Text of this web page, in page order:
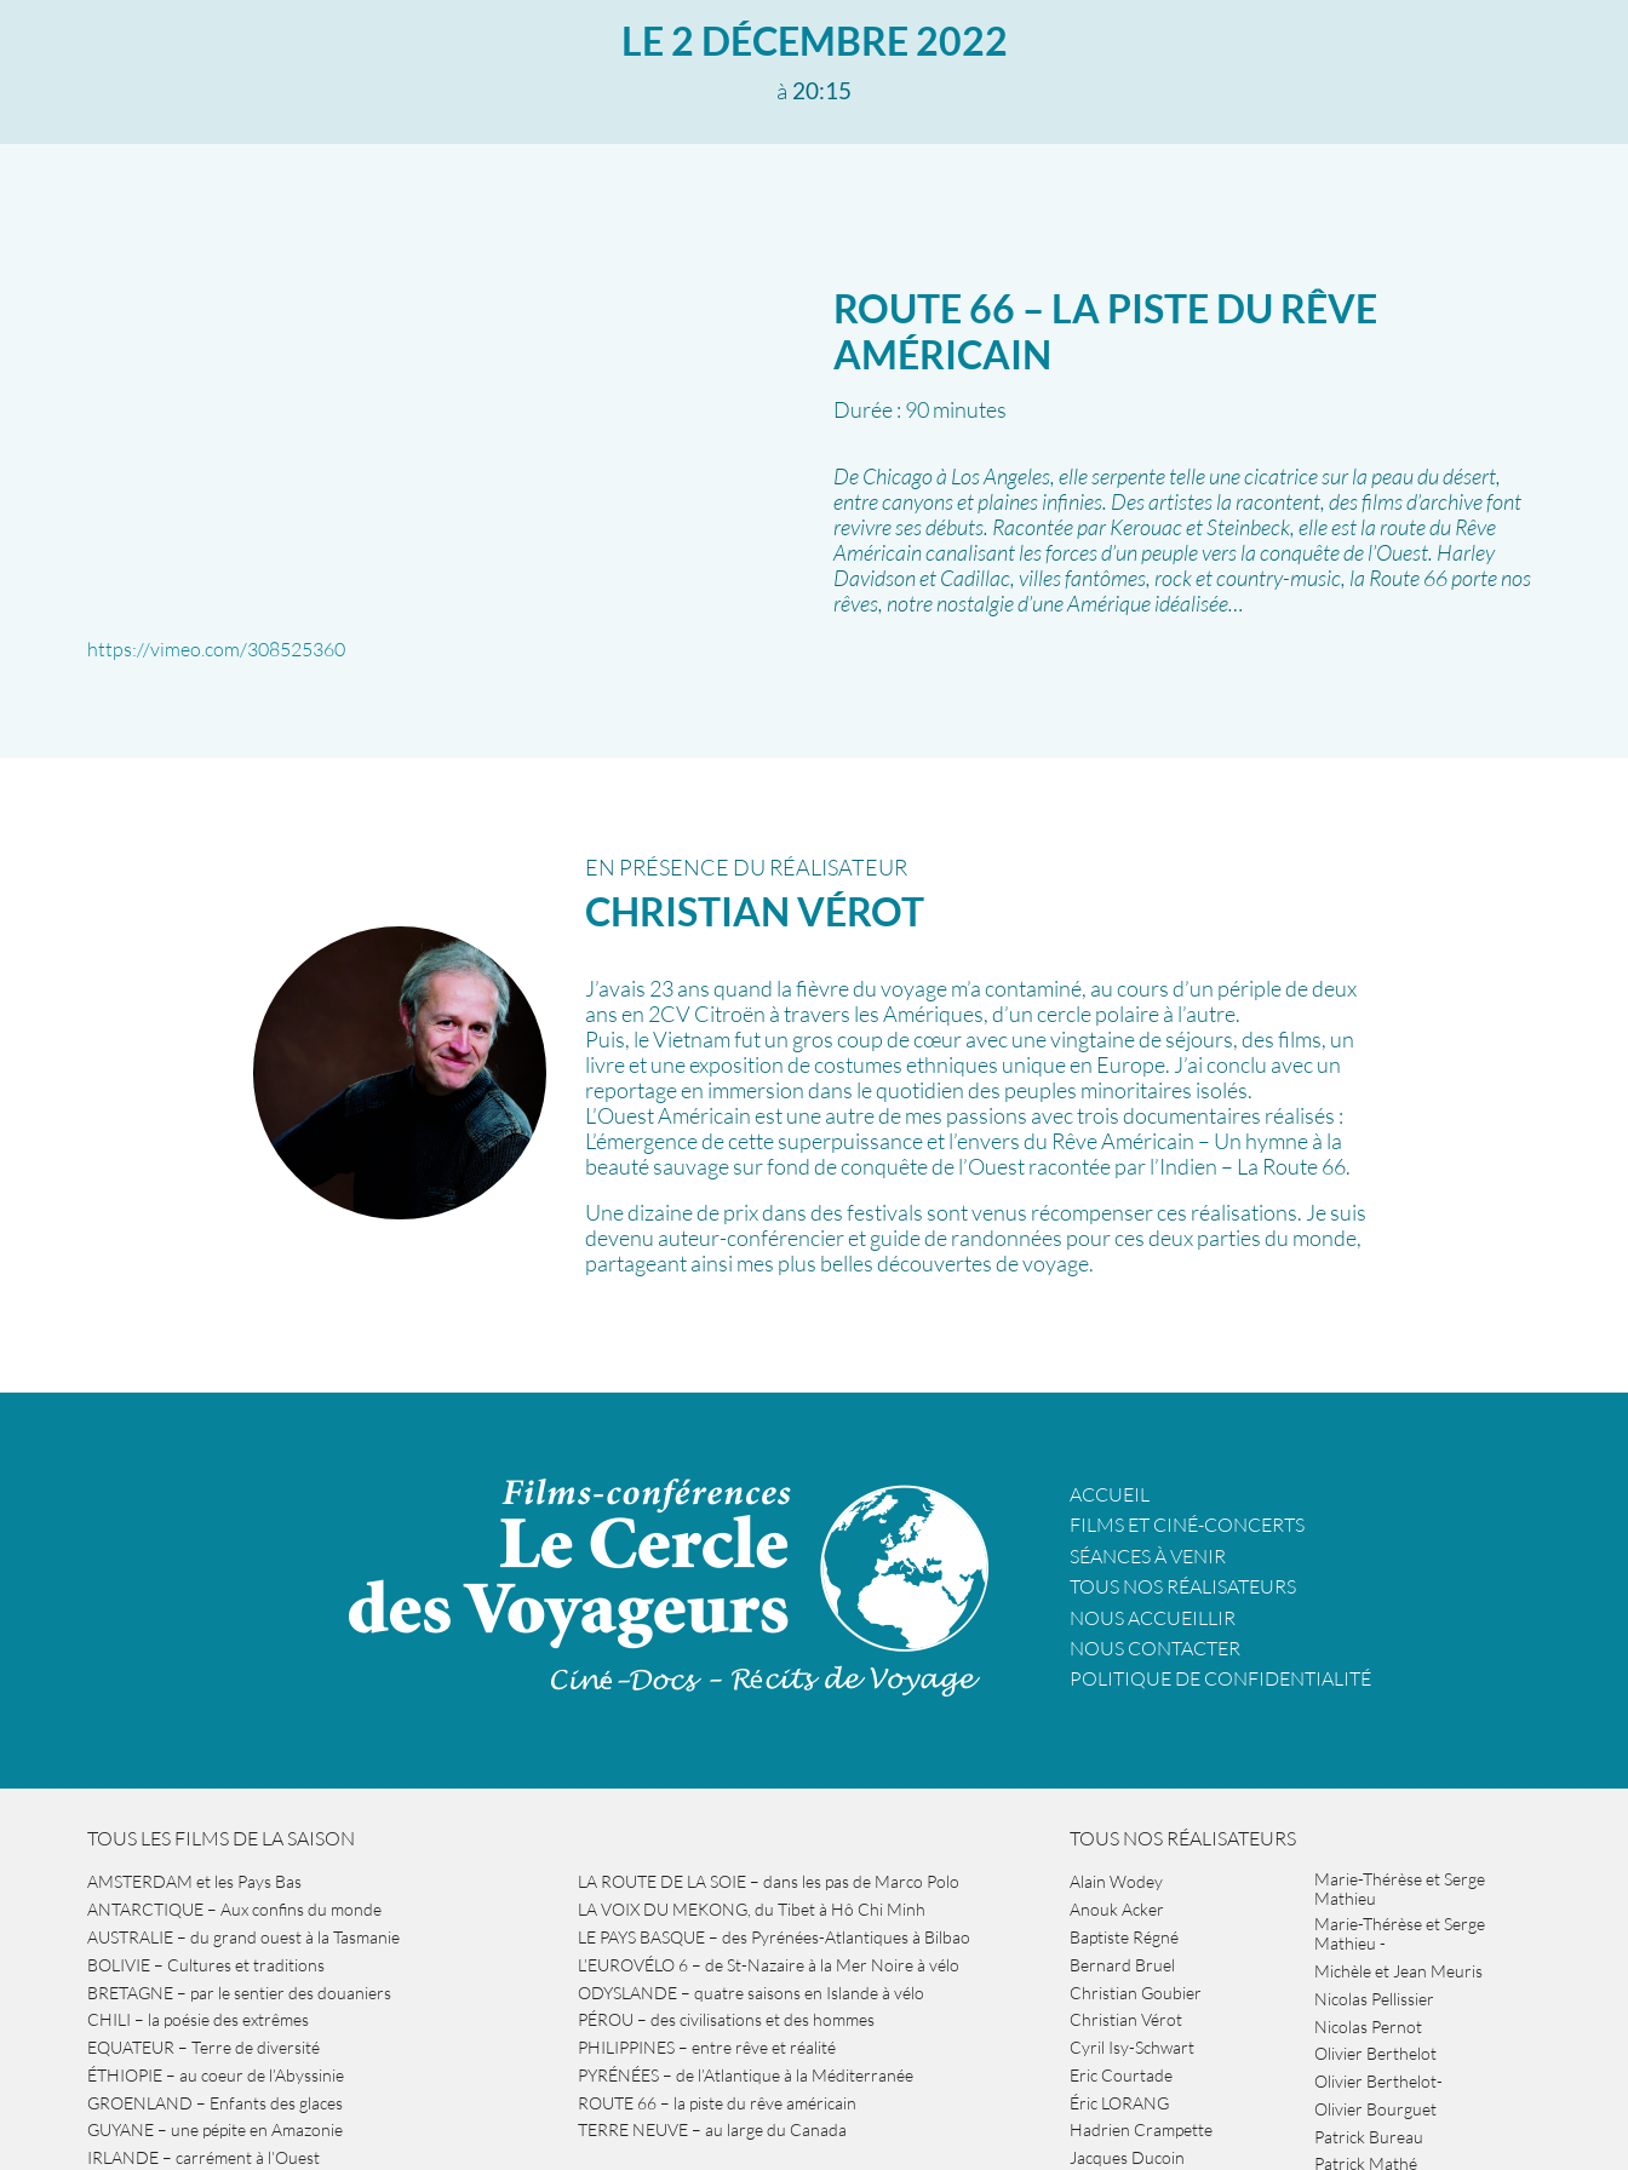
LE 2 DÉCEMBRE 2022
à 20:15
https://vimeo.com/308525360
ROUTE 66 – LA PISTE DU RÊVE
AMÉRICAIN
Durée : 90 minutes
De Chicago à Los Angeles, elle serpente telle une cicatrice sur la peau du désert,
entre canyons et plaines infinies. Des artistes la racontent, des films d’archive font
revivre ses débuts. Racontée par Kerouac et Steinbeck, elle est la route du Rêve
Américain canalisant les forces d’un peuple vers la conquête de l’Ouest. Harley
Davidson et Cadillac, villes fantômes, rock et country-music, la Route 66 porte nos
rêves, notre nostalgie d’une Amérique idéalisée…
EN PRÉSENCE DU RÉALISATEUR
CHRISTIAN VÉROT
J’avais 23 ans quand la fièvre du voyage m’a contaminé, au cours d’un périple de deux
ans en 2CV Citroën à travers les Amériques, d’un cercle polaire à l’autre.
Puis, le Vietnam fut un gros coup de cœur avec une vingtaine de séjours, des films, un
livre et une exposition de costumes ethniques unique en Europe. J’ai conclu avec un
reportage en immersion dans le quotidien des peuples minoritaires isolés.
L’Ouest Américain est une autre de mes passions avec trois documentaires réalisés :
L’émergence de cette superpuissance et l’envers du Rêve Américain – Un hymne à la
beauté sauvage sur fond de conquête de l’Ouest racontée par l’Indien – La Route 66.
Une dizaine de prix dans des festivals sont venus récompenser ces réalisations. Je suis
devenu auteur-conférencier et guide de randonnées pour ces deux parties du monde,
partageant ainsi mes plus belles découvertes de voyage.
ACCUEIL
FILMS ET CINÉ-CONCERTS
SÉANCES À VENIR
TOUS NOS RÉALISATEURS
NOUS ACCUEILLIR
NOUS CONTACTER
POLITIQUE DE CONFIDENTIALITÉ
TOUS LES FILMS DE LA SAISON
AMSTERDAM et les Pays Bas
ANTARCTIQUE – Aux confins du monde
AUSTRALIE – du grand ouest à la Tasmanie
BOLIVIE – Cultures et traditions
BRETAGNE – par le sentier des douaniers
CHILI – la poésie des extrêmes
EQUATEUR – Terre de diversité
ÉTHIOPIE – au coeur de l’Abyssinie
GROENLAND – Enfants des glaces
GUYANE – une pépite en Amazonie
IRLANDE – carrément à l’Ouest
LA ROUTE DE LA SOIE – dans les pas de Marco Polo
LA VOIX DU MEKONG, du Tibet à Hô Chi Minh
LE PAYS BASQUE – des Pyrénées-Atlantiques à Bilbao
L’EUROVÉLO 6 – de St-Nazaire à la Mer Noire à vélo
ODYSLANDE – quatre saisons en Islande à vélo
PÉROU – des civilisations et des hommes
PHILIPPINES – entre rêve et réalité
PYRÉNÉES – de l’Atlantique à la Méditerranée
ROUTE 66 – la piste du rêve américain
TERRE NEUVE – au large du Canada
TOUS NOS RÉALISATEURS
Alain Wodey
Anouk Acker
Baptiste Régné
Bernard Bruel
Christian Goubier
Christian Vérot
Cyril Isy-Schwart
Eric Courtade
Éric LORANG
Hadrien Crampette
Jacques Ducoin
Marie-Thérèse et Serge
Mathieu
Marie-Thérèse et Serge
Mathieu -
Michèle et Jean Meuris
Nicolas Pellissier
Nicolas Pernot
Olivier Berthelot
Olivier Berthelot-
Olivier Bourguet
Patrick Bureau
Patrick Mathé